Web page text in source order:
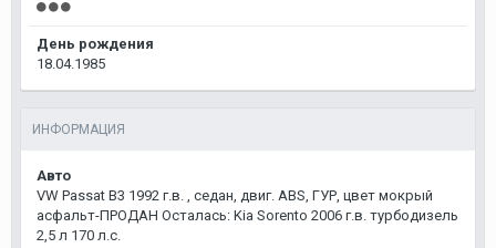
День рождения
18.04.1985
ИНФОРМАЦИЯ
Авто
VW Passat B3 1992 г.в. , седан, двиг. ABS, ГУР, цвет мокрый
асфальт-ПРОДАН Осталась: Kia Sorento 2006 г.в. турбодизель
2,5 л 170 л.с.